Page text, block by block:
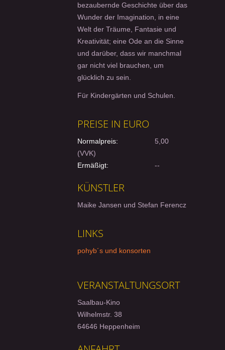
bezaubernde Geschichte über das
Wunder der Imagination, in eine
Welt der Träume, Fantasie und
Kreativität; eine Ode an die Sinne
und darüber, dass wir manchmal
gar nicht viel brauchen, um
glücklich zu sein.
Für Kindergärten und Schulen.
PREISE IN EURO
Normalpreis:
5,00
(VVK)
Ermäßigt:
--
KÜNSTLER
Maike Jansen und Stefan Ferencz
LINKS
pohyb´s und konsorten
VERANSTALTUNGSORT
Saalbau-Kino
Wilhelmstr. 38
64646 Heppenheim